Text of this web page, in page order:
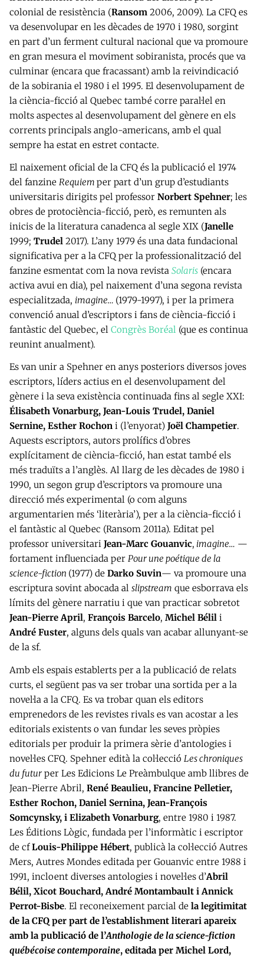
colonial de resistència (Ransom 2006, 2009). La CFQ es
va desenvolupar en les dècades de 1970 i 1980, sorgint
en part d’un ferment cultural nacional que va promoure
en gran mesura el moviment sobiranista, procés que va
culminar (encara que fracassant) amb la reivindicació
de la sobirania el 1980 i el 1995. El desenvolupament de
la ciència-ficció al Quebec també corre paral·lel en
molts aspectes al desenvolupament del gènere en els
corrents principals anglo-americans, amb el qual
sempre ha estat en estret contacte.
El naixement oficial de la CFQ és la publicació el 1974
del fanzine Requiem per part d’un grup d’estudiants
universitaris dirigits pel professor Norbert Spehner; les
obres de protociència-ficció, però, es remunten als
inicis de la literatura canadenca al segle XIX (Janelle
1999; Trudel 2017). L’any 1979 és una data fundacional
significativa per a la CFQ per la professionalització del
fanzine esmentat com la nova revista Solaris (encara
activa avui en dia), pel naixement d’una segona revista
especialitzada, imagine… (1979-1997), i per la primera
convenció anual d’escriptors i fans de ciència-ficció i
fantàstic del Quebec, el Congrès Boréal (que es continua
reunint anualment).
Es van unir a Spehner en anys posteriors diversos joves
escriptors, líders actius en el desenvolupament del
gènere i la seva existència continuada fins al segle XXI:
Élisabeth Vonarburg, Jean-Louis Trudel, Daniel
Sernine, Esther Rochon i (l’enyorat) Joël Champetier.
Aquests escriptors, autors prolífics d’obres
explícitament de ciència-ficció, han estat també els
més traduïts a l’anglès. Al llarg de les dècades de 1980 i
1990, un segon grup d’escriptors va promoure una
direcció més experimental (o com alguns
argumentarien més ‘literària’), per a la ciència-ficció i
el fantàstic al Quebec (Ransom 2011a). Editat pel
professor universitari Jean-Marc Gouanvic, imagine… —
fortament influenciada per Pour une poétique de la
science-fiction (1977) de Darko Suvin— va promoure una
escriptura sovint abocada al slipstream que esborrava els
límits del gènere narratiu i que van practicar sobretot
Jean-Pierre April, François Barcelo, Michel Bélil i
André Fuster, alguns dels quals van acabar allunyant-se
de la sf.
Amb els espais establerts per a la publicació de relats
curts, el següent pas va ser trobar una sortida per a la
novel·la a la CFQ. Es va trobar quan els editors
emprenedors de les revistes rivals es van acostar a les
editorials existents o van fundar les seves pròpies
editorials per produir la primera sèrie d’antologies i
novel·les CFQ. Spehner edità la col·lecció Les chroniques
du futur per Les Edicions Le Preàmbulque amb llibres de
Jean-Pierre Abril, René Beaulieu, Francine Pelletier,
Esther Rochon, Daniel Sernina, Jean-François
Somcynsky, i Elizabeth Vonarburg, entre 1980 i 1987.
Les Éditions Lògic, fundada per l’informàtic i escriptor
de cfLouis-Philippe Hébert, publicà la col·lecció Autres
Mers, Autres Mondes editada per Gouanvic entre 1988 i
1991, incloent diverses antologies i novel·les d’Abril
Bélil, Xicot Bouchard, André Montambault i Annick
Perrot-Bisbe. El reconeixement parcial de la legitimitat
de la CFQ per part de l’establishment literari apareix
amb la publicació de l’Anthologie de la science-fiction
québécoise contemporaine, editada per Michel Lord,